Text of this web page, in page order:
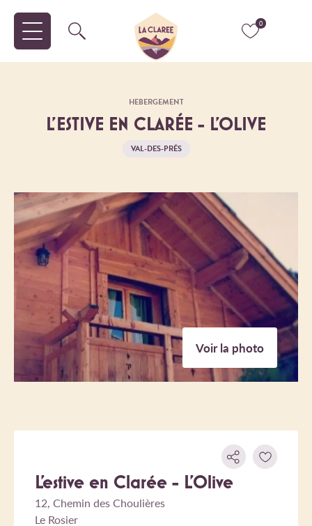
0
HEBERGEMENT
L'ESTIVE EN CLARÉE - L'OLIVE
VAL-DES-PRÉS
Voir la photo
L'estive en Clarée - L'Olive
12, Chemin des Choulières
Le Rosier